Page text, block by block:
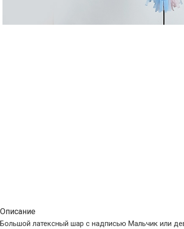
Описание
Большой латексный шар с надписью Мальчик или